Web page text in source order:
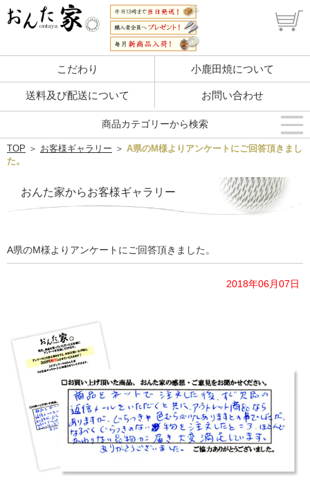
こだわり 小鹿田焼について
送料及び配送について お問い合わせ
TOP ＞ お客様ギャラリー ＞ A県のM様よりアンケートにご回答頂きまし
た。
おんた家からお客様ギャラリー
A県のM様よりアンケートにご回答頂きました。
2018年06月07日
商品カテゴリーから検索